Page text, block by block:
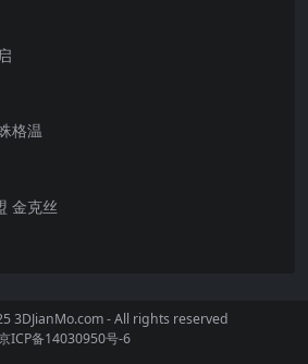
格温
金克丝
3DJianMo.com - All rights reserved
ICP备14030950号-6